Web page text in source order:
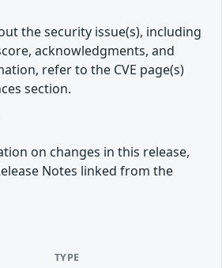
the security issue(s), including
acknowledgments, and
refer to the CVE page(s)
section.
on changes in this release,
Notes linked from the
TYPE